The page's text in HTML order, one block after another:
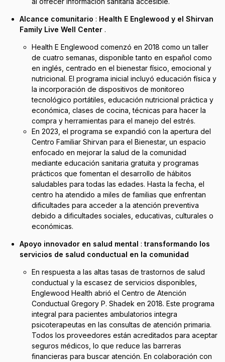
Alcance comunitario : Health E Englewood y el Shirvan
Family Live Well Center.
Health E Englewood comenzó en 2018 como un taller
de cuatro semanas, disponible tanto en español como
en inglés, centrado en el bienestar físico, emocional y
nutricional. El programa inicial incluyó educación física y
la incorporación de dispositivos de monitoreo
tecnológico portátiles, educación nutricional práctica y
económica, clases de cocina, técnicas para hacer la
compra y herramientas para el manejo del estrés.
En 2023, el programa se expandió con la apertura del
Centro Familiar Shirvan para el Bienestar, un espacio
enfocado en mejorar la salud de la comunidad
mediante educación sanitaria gratuita y programas
prácticos que fomentan el desarrollo de hábitos
saludables para todas las edades. Hasta la fecha, el
centro ha atendido a miles de familias que enfrentan
dificultades para acceder a la atención preventiva
debido a dificultades sociales, educativas, culturales o
económicas.
Apoyo innovador en salud mental : transformando los
servicios de salud conductual en la comunidad
En respuesta a las altas tasas de trastornos de salud
conductual y la escasez de servicios disponibles,
Englewood Health abrió el Centro de Atención
Conductual Gregory P. Shadek en 2018. Este programa
integral para pacientes ambulatorios integra
psicoterapeutas en las consultas de atención primaria.
Todos los proveedores están acreditados para aceptar
seguros médicos, lo que reduce las barreras
financieras para buscar atención. En colaboración con